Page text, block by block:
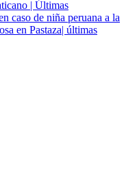
| Últimas
caso de niña peruana a la
en Pastaza| últimas